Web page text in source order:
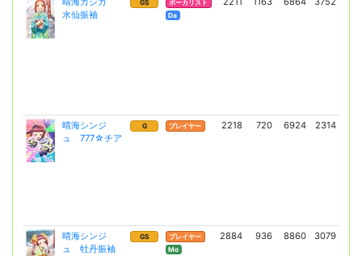
水仙振袖
GS
ボーカリスト
Da
晴海シンジ
ュ 777☆チア
G プレイヤー 2218 720 6924 2314
晴海シンジ
ュ 牡丹振袖
GS
プレイヤー
Mo
2884 936 8860 3079